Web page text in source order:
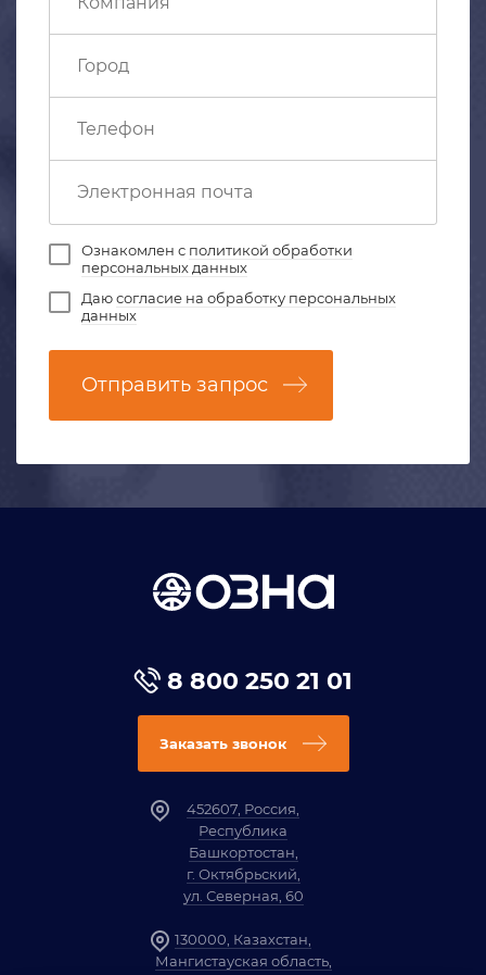
Ознакомлен с политикой обработки
персональных данных
Даюсогласие на обработку персональных
данных
Отправить запрос
8 800 250 21 01
Заказать звонок
452607, Россия,
Республика
Башкортостан,
г. Октябрьский,
ул. Северная, 60
130000, Казахстан,
Мангистауская область,